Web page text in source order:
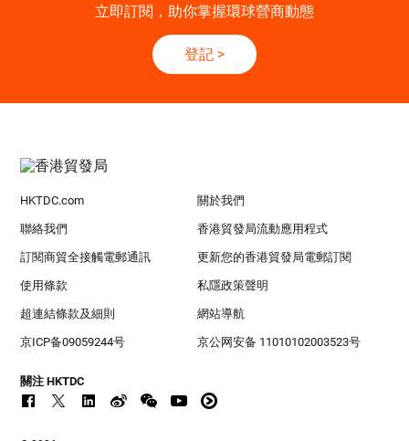
立即訂閱，助你掌握環球營商動態
登記 >
HKTDC.com 關於我們
聯絡我們 香港貿發局流動應用程式
訂閱商貿全接觸電郵通訊 更新您的香港貿發局電郵訂閱
使用條款 私隱政策聲明
超連結條款及細則 網站導航
京ICP备09059244号 京公网安备 11010102003523号
關注 HKTDC